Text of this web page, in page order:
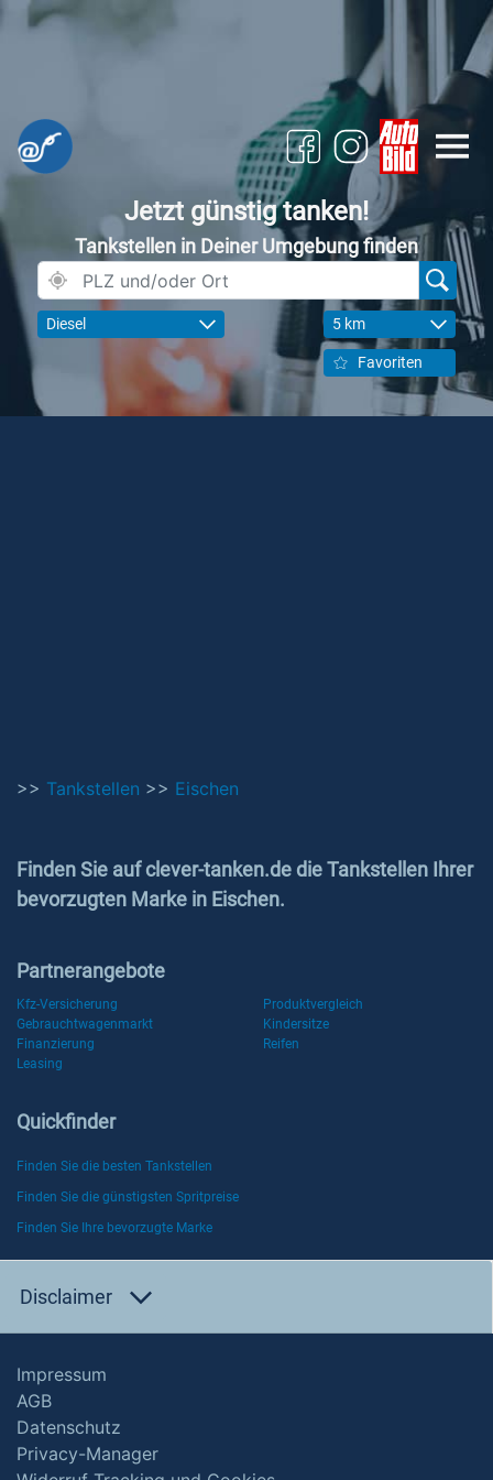
Jetzt günstig tanken!
Tankstellen in Deiner Umgebung finden
Diesel 5 km
Favoriten
>> Tankstellen >> Eischen
Finden Sie auf clever-tanken.de die Tankstellen Ihrer
bevorzugten Marke in Eischen.
Partnerangebote
Kfz-Versicherung
Produktvergleich
Gebrauchtwagenmarkt
Kindersitze
Finanzierung
Reifen
Leasing
Quickfinder
Finden Sie die besten Tankstellen
Finden Sie die günstigsten Spritpreise
Finden Sie Ihre bevorzugte Marke
Disclaimer
Impressum
AGB
Datenschutz
Privacy-Manager